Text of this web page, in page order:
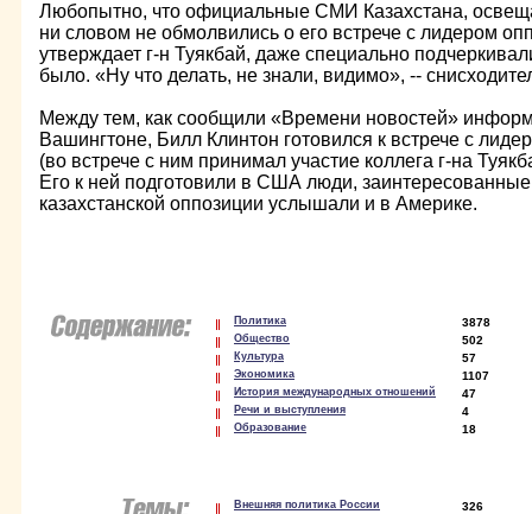
Любопытно, что официальные СМИ Казахстана,
ни словом не обмолвились о его встрече с лидером
утверждает г-н Туякбай, даже специально
было. «Ну что делать, не знали, видимо», --
Между тем, как сообщили «Времени новостей»
Вашингтоне, Билл Клинтон готовился к встрече с
(во встрече с ним принимал участие коллега г-на
Его к ней подготовили в США люди,
казахстанской оппозиции услышали и в Америке.
Политика 3878
Общество 502
Культура 57
Экономика 1107
История международных отношений 47
Речи и выступления 4
Образование 18
Внешняя политика России 326